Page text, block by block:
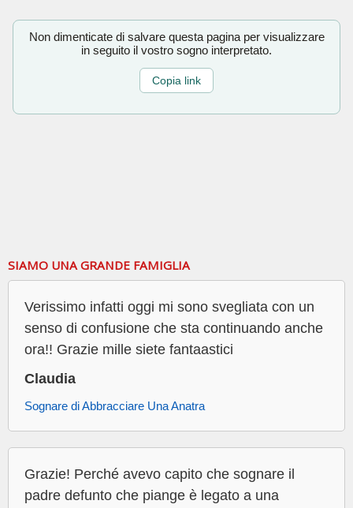
Non dimenticate di salvare questa pagina per visualizzare
in seguito il vostro sogno interpretato.
Copia link
SIAMO UNA GRANDE FAMIGLIA
Verissimo infatti oggi mi sono svegliata con un
senso di confusione che sta continuando anche
ora!! Grazie mille siete fantaastici
Claudia
Sognare di Abbracciare Una Anatra
Grazie! Perché avevo capito che sognare il
padre defunto che piange è legato a una